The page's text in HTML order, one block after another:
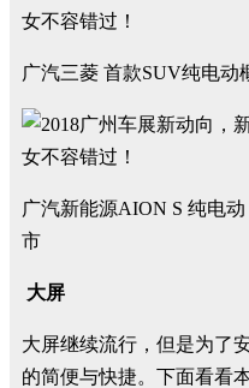
广汽三菱 首款SUV纯电动
广汽新能源AION S 纯电
市
大屏
大屏继续流行，但是为了
的简便与快捷。下面看看